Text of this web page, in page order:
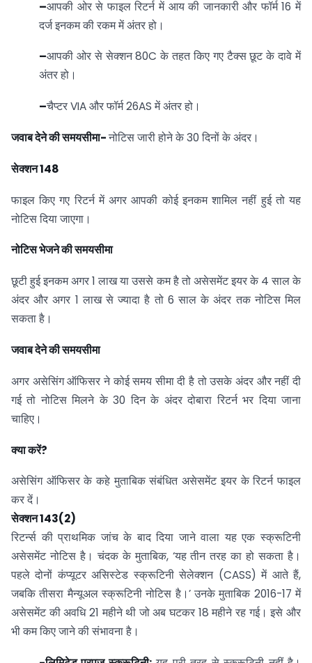
–आपकी ओर से फाइल रिटर्न में आय की जानकारी और फॉर्म 16 में
दर्ज इनकम की रकम में अंतर हो।
–आपकी ओर से सेक्शन 80C के तहत किए गए टैक्स छूट के दावे में
अंतर हो।
–चैप्टर VIA और फॉर्म 26AS में अंतर हो।
जवाब देने की समयसीमा-नोटिस जारी होने के 30 दिनों के अंदर।
सेक्शन 148
फाइल किए गए रिटर्न में अगर आपकी कोई इनकम शामिल नहीं हुई तो यह
नोटिस दिया जाएगा।
नोटिस भेजने की समयसीमा
छूटी हुई इनकम अगर 1 लाख या उससे कम है तो असेसमेंट इयर के 4 साल के
अंदर और अगर 1 लाख से ज्यादा है तो 6 साल के अंदर तक नोटिस मिल
सकता है।
जवाब देने की समयसीमा
अगर असेसिंग ऑफिसर ने कोई समय सीमा दी है तो उसके अंदर और नहीं दी
गई तो नोटिस मिलने के 30 दिन के अंदर दोबारा रिटर्न भर दिया जाना
चाहिए।
क्या करें?
असेसिंग ऑफिसर के कहे मुताबिक संबंधित असेसमेंट इयर के रिटर्न फाइल
कर दें।
सेक्शन 143(2)
रिटर्न्स की प्राथमिक जांच के बाद दिया जाने वाला यह एक स्क्रूटिनी
असेसमेंट नोटिस है। चंदक के मुताबिक, ‘यह तीन तरह का हो सकता है।
पहले दोनों कंप्यूटर असिस्टेड स्क्रूटिनी सेलेक्शन (CASS) में आते हैं,
जबकि तीसरा मैन्यूअल स्क्रूटिनी नोटिस है।’ उनके मुताबिक 2016-17 में
असेसमेंट की अवधि 21 महीने थी जो अब घटकर 18 महीने रह गई। इसे और
भी कम किए जाने की संभावना है।